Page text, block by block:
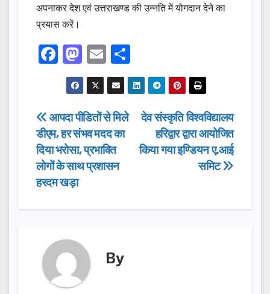
अपनाकर देश एवं उत्तराखण्ड की उन्नति में योगदान देने का
प्रयास करें।
F
a
c
e
b
o
o
k
M
a
st
o
d
o
n
E
m
ail
h
ar
e
Post
navigation
देव संस्कृति विश्वविद्यालय
हरिद्वार द्वारा आयोजित
किया गया इण्डियन ए.आई
समिट
आपदा पीडितों से मिले
डीएम, हर संभव मदद का
दिया भरोसा, प्रभावित
लोगों के साथ प्रशासन
हरदम खड़ा
By